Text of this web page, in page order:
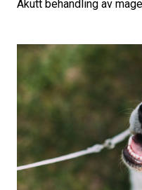
Akutt behandling av